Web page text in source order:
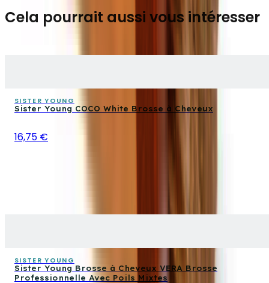
Cela pourrait aussi vous intéresser
SISTER YOUNG
Sister Young COCO White Brosse à Cheveux
16,75 €
SISTER YOUNG
Sister Young Brosse à Cheveux VERA Brosse
Professionnelle Avec Poils Mixtes